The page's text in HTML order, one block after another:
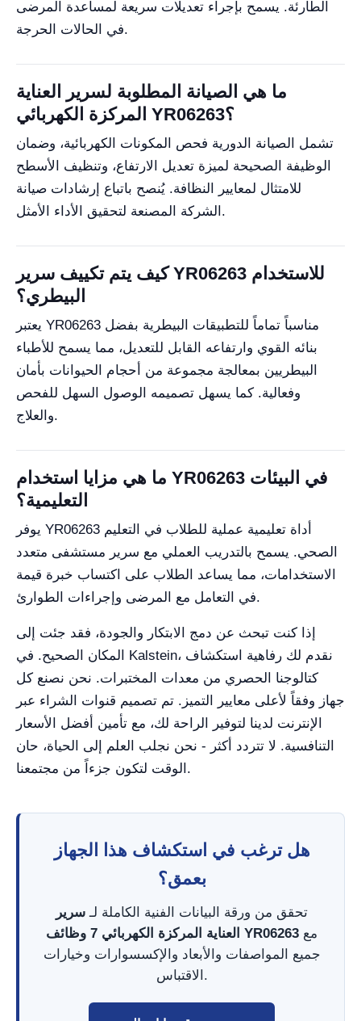
الطارئة. يسمح بإجراء تعديلات سريعة لمساعدة المرضى
في الحالات الحرجة.
ما هي الصيانة المطلوبة لسرير العناية
المركزة الكهربائي YR06263؟
تشمل الصيانة الدورية فحص المكونات الكهربائية، وضمان
الوظيفة الصحيحة لميزة تعديل الارتفاع، وتنظيف الأسطح
للامتثال لمعايير النظافة. يُنصح باتباع إرشادات صيانة
الشركة المصنعة لتحقيق الأداء الأمثل.
كيف يتم تكييف سرير YR06263 للاستخدام
البيطري؟
يعتبر YR06263 مناسباً تماماً للتطبيقات البيطرية بفضل
بنائه القوي وارتفاعه القابل للتعديل، مما يسمح للأطباء
البيطريين بمعالجة مجموعة من أحجام الحيوانات بأمان
وفعالية. كما يسهل تصميمه الوصول السهل للفحص
والعلاج.
ما هي مزايا استخدام YR06263 في البيئات
التعليمية؟
يوفر YR06263 أداة تعليمية عملية للطلاب في التعليم
الصحي. يسمح بالتدريب العملي مع سرير مستشفى متعدد
الاستخدامات، مما يساعد الطلاب على اكتساب خبرة قيمة
في التعامل مع المرضى وإجراءات الطوارئ.
إذا كنت تبحث عن دمج الابتكار والجودة، فقد جئت إلى
المكان الصحيح. في Kalstein، نقدم لك رفاهية استكشاف
كتالوجنا الحصري من معدات المختبرات. نحن نصنع كل
جهاز وفقاً لأعلى معايير التميز. تم تصميم قنوات الشراء عبر
الإنترنت لدينا لتوفير الراحة لك، مع تأمين أفضل الأسعار
التنافسية. لا تتردد أكثر - نحن نجلب العلم إلى الحياة، حان
الوقت لتكون جزءاً من مجتمعنا.
هل ترغب في استكشاف هذا الجهاز
بعمق؟
تحقق من ورقة البيانات الفنية الكاملة لـ سرير
العناية المركزة الكهربائي 7 وظائف YR06263
جميع المواصفات والأبعاد والإكسسوارات وخيارات
الاقتباس.